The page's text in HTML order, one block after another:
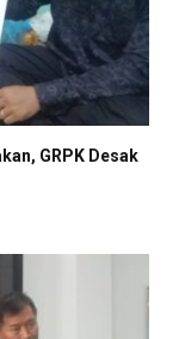
GRPK Desak